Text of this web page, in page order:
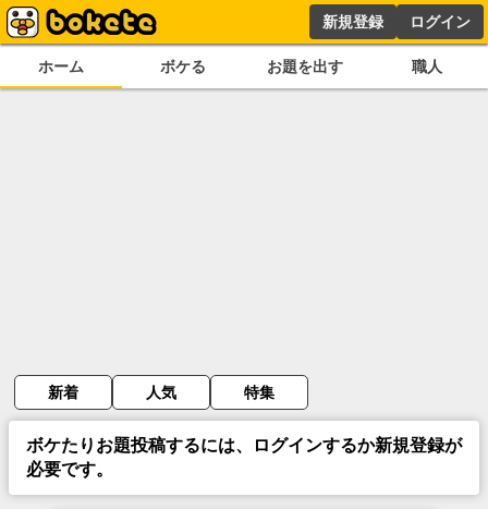
新規登録 ログイン
ホーム ボケる お題を出す 職人
新着 人気 特集
ボケたりお題投稿するには、ログインするか新規登録が
必要です。